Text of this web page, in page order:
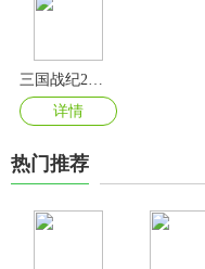
详情
热门推荐